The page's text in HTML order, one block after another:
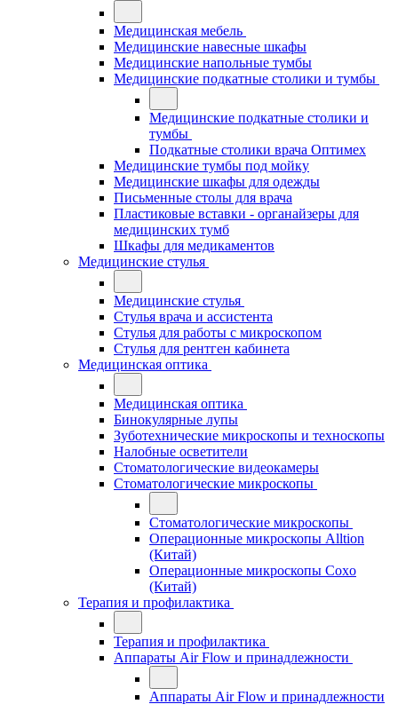
Медицинская мебель
Медицинские навесные шкафы
Медицинские напольные тумбы
Медицинские подкатные столики и тумбы
Медицинские подкатные столики и
тумбы
Подкатные столики врача Оптимех
Медицинские тумбы под мойку
Медицинские шкафы для одежды
Письменные столы для врача
Пластиковые вставки - органайзеры для
медицинских тумб
Шкафы для медикаментов
Медицинские стулья
Медицинские стулья
Стулья врача и ассистента
Стулья для работы с микроскопом
Стулья для рентген кабинета
Медицинская оптика
Медицинская оптика
Бинокулярные лупы
Зуботехнические микроскопы и техноскопы
Налобные осветители
Стоматологические видеокамеры
Стоматологические микроскопы
Стоматологические микроскопы
Операционные микроскопы Alltion
(Китай)
Операционные микроскопы Coxo
(Китай)
Терапия и профилактика
Терапия и профилактика
Аппараты Air Flow и принадлежности
Аппараты Air Flow и принадлежности